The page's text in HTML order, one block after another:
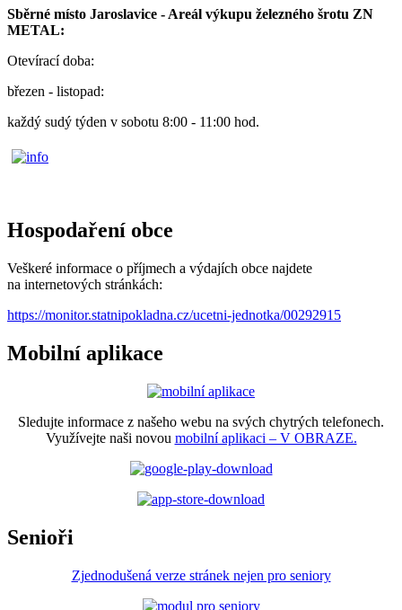
Sběrné místo Jaroslavice - Areál výkupu železného šrotu ZN
METAL:
Otevírací doba:
březen - listopad:
každý sudý týden v sobotu 8:00 - 11:00 hod.
Hospodaření obce
Veškeré informace o příjmech a výdajích obce najdete
na internetových stránkách:
https://monitor.statnipokladna.cz/ucetni-jednotka/00292915
Mobilní aplikace
Sledujte informace z našeho webu na svých chytrých telefonech.
Využívejte naši novou mobilní aplikaci – V OBRAZE.
Senioři
Zjednodušená verze stránek nejen pro seniory